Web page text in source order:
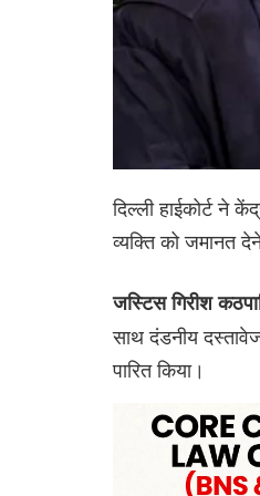
दिल्ली हाईकोर्ट ने
व्यक्ति को जमानत
जस्टिस गिरीश
साथ दंडनीय
पारित किया।